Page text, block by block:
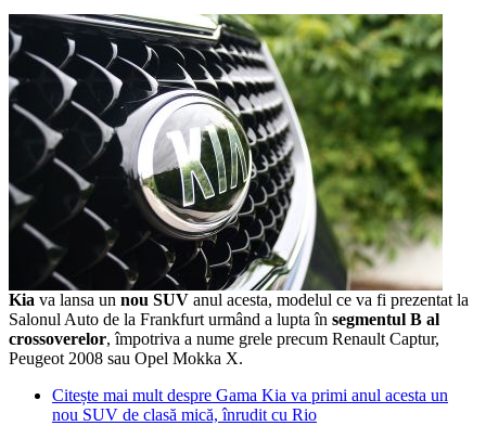
Kia va lansa un nou SUV anul acesta, modelul ce va fi prezentat la
Salonul Auto de la Frankfurt urmând a lupta în segmentul B al
crossoverelor, împotriva a nume grele precum Renault Captur,
Peugeot 2008 sau Opel Mokka X.
Citește mai mult despre Gama Kia va primi anul acesta un
nou SUV de clasă mică, înrudit cu Rio